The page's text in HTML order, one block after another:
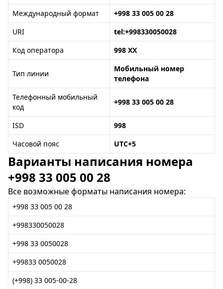
Международный формат
+998 33 005 00 28
URI
tel:+998330050028
Код оператора
998 XX
Тип линии
Мобильный номер
телефона
Телефонный мобильный
код
+998 33 005 00 28
ISD
998
Часовой пояс
UTC+5
Варианты написания номера
+998 33 005 00 28
Все возможные форматы написания номера:
+998 33 005 00 28
+998330050028
+998 33 0050028
+99833 0050028
(+998) 33 005-00-28